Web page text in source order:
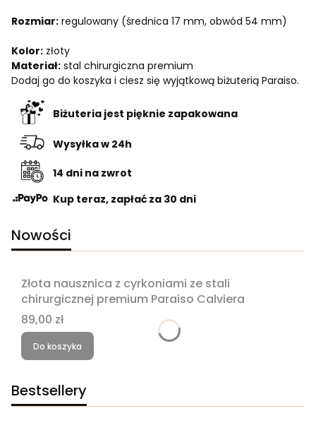
Rozmiar: regulowany (średnica 17 mm, obwód 54 mm)
Kolor: złoty
Materiał: stal chirurgiczna premium
Dodaj go do koszyka i ciesz się wyjątkową biżuterią Paraiso.
Biżuteria jest pięknie zapakowana
Wysyłka w 24h
14 dni na zwrot
Kup teraz, zapłać za 30 dni
Nowości
Złota nausznica z cyrkoniami ze stali
chirurgicznej premium Paraiso Calviera
Cena
89,00 zł
Do koszyka
Bestsellery